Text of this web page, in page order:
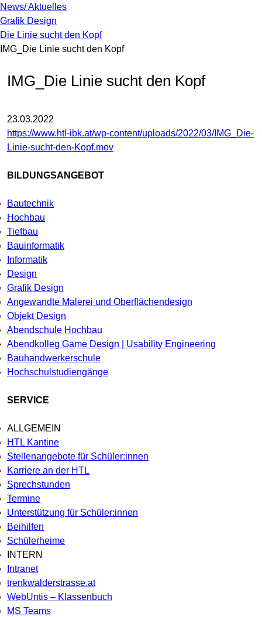
News/ Aktuelles
Grafik Design
Die Linie sucht den Kopf
IMG_Die Linie sucht den Kopf
IMG_Die Linie sucht den Kopf
23.03.2022
https://www.htl-ibk.at/wp-content/uploads/2022/03/IMG_Die-
Linie-sucht-den-Kopf.mov
BILDUNGSANGEBOT
Bautechnik
Hochbau
Tiefbau
Bauinformatik
Informatik
Design
Grafik Design
Angewandte Malerei und Oberflächendesign
Objekt Design
Abendschule Hochbau
Abendkolleg Game Design | Usability Engineering
Bauhandwerkerschule
Hochschulstudiengänge
SERVICE
ALLGEMEIN
HTL Kantine
Stellenangebote für Schüler:innen
Karriere an der HTL
Sprechstunden
Termine
Unterstützung für Schüler:innen
Beihilfen
Schülerheime
INTERN
Intranet
trenkwalderstrasse.at
WebUntis – Klassenbuch
MS Teams